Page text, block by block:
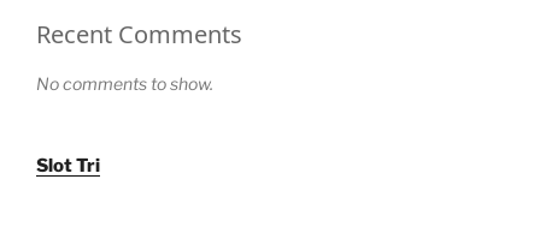
Recent Comments
No comments to show.
Slot Tri